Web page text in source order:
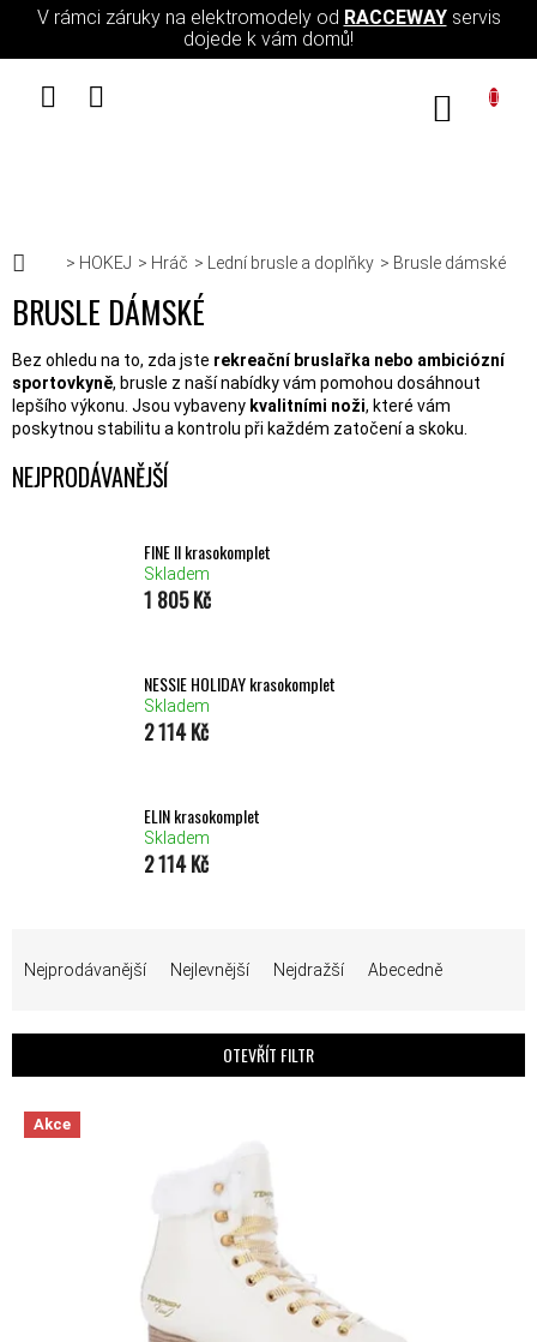
Přejít na obsah
V rámci záruky na elektromodely od RACCEWAYservis
dojede k vám domů!
Domů
HOKEJ Hráč Lední brusle a doplňky Brusle dámské
BRUSLE DÁMSKÉ
Bez ohledu na to, zda jste rekreační bruslařka nebo ambiciózní
sportovkyně, brusle z naší nabídky vám pomohou dosáhnout
lepšího výkonu. Jsou vybaveny kvalitními noži, které vám
poskytnou stabilitu a kontrolu při každém zatočení a skoku.
NEJPRODÁVANĚJŠÍ
FINE II krasokomplet
Skladem
1 805 Kč
NESSIE HOLIDAY krasokomplet
Skladem
2 114 Kč
ELIN krasokomplet
Skladem
2 114 Kč
Nejprodávanější Nejlevnější Nejdražší Abecedně
OTEVŘÍT FILTR
VÝPIS PRODUKTŮ
Akce